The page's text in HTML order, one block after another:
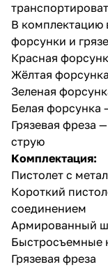
В комплектацию
форсунки и
Красная
Жёлтая
Зеленая
Белая форсунка
Грязевая фреза
струю
Комплектация:
Пистолет с
Короткий
соединением
Армированный
Быстросъемные
Грязевая фреза